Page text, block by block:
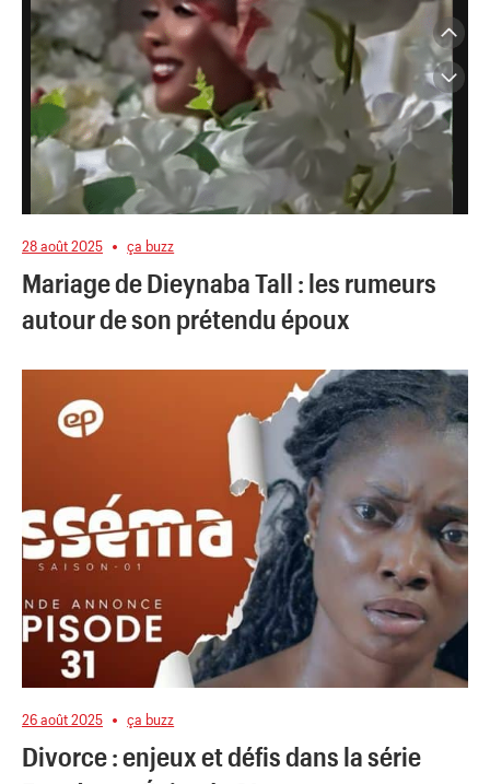
28 août 2025 ça buzz
Mariage de Dieynaba Tall : les rumeurs
autour de son prétendu époux
26 août 2025 ça buzz
Divorce : enjeux et défis dans la série